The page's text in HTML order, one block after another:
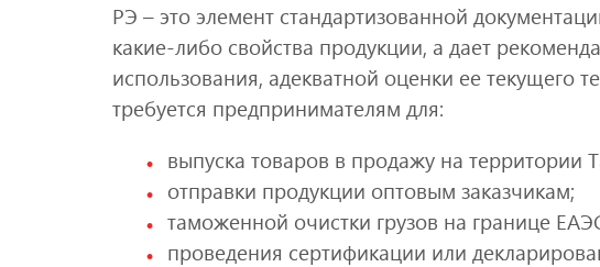
РЭ – это элемент стандартизованной
какие-либо свойства продукции, а дает
использования, адекватной оценки ее текущего
требуется предпринимателям для:
выпуска товаров в продажу на территории
отправки продукции оптовым заказчикам;
таможенной очистки грузов на границе
проведения сертификации или